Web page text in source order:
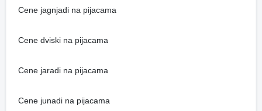
Cene jagnjadi na pijacama
Cene dviski na pijacama
Cene jaradi na pijacama
Cene junadi na pijacama